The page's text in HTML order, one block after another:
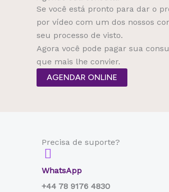
Se você está pronto para dar o
por vídeo com um dos nossos
seu processo de visto.
Agora você pode pagar sua
que mais lhe convier.
AGENDAR ONLINE
Precisa de suporte?
WhatsApp
+44 78 9176 4830